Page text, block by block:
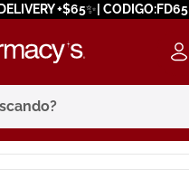
+$65✨| CODIGO:FD65
buscados